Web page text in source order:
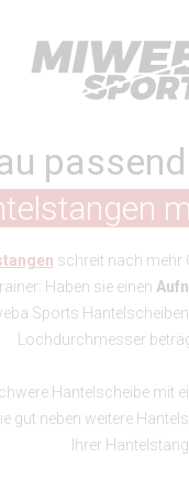
schreit nach mehr
Haben sie einen
Sports
Lochdurchmesser
Hantelscheibe mit
gut neben weitere
Ihrer